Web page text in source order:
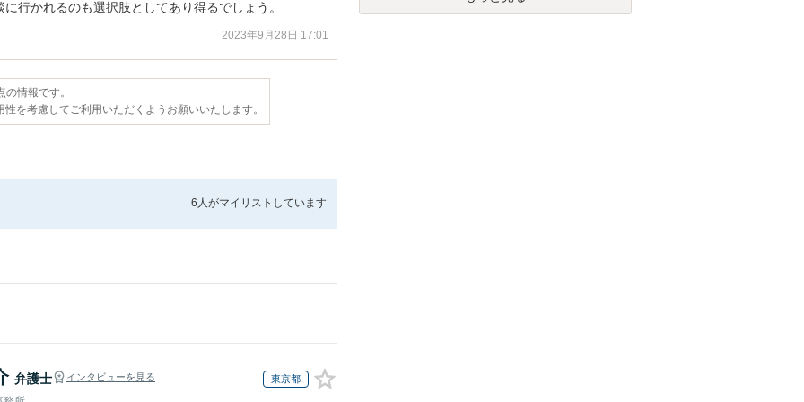
行かれるのも選択肢としてあり得るでしょう。
2023年9月28日 17:01
情報です。
を考慮してご利用いただくようお願いいたします。
6人がマイリストしています
弁護士 インタビューを見る 東京都